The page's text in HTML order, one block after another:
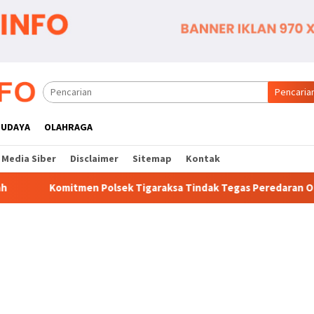
OLAHRAGA
Siber Disclaimer Sitemap Kontak
Polsek Tigaraksa Tindak Tegas Peredaran Obat Ilegal, Dua